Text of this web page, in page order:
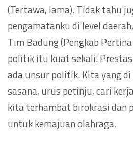
(Tertawa, lama). Tidak tahu
pengamatanku di level
Tim Badung (Pengkab
politik itu kuat sekali.
ada unsur politik. Kita yang
sasana, urus petinju, cari
kita terhambat birokrasi dan
untuk kemajuan olahraga.